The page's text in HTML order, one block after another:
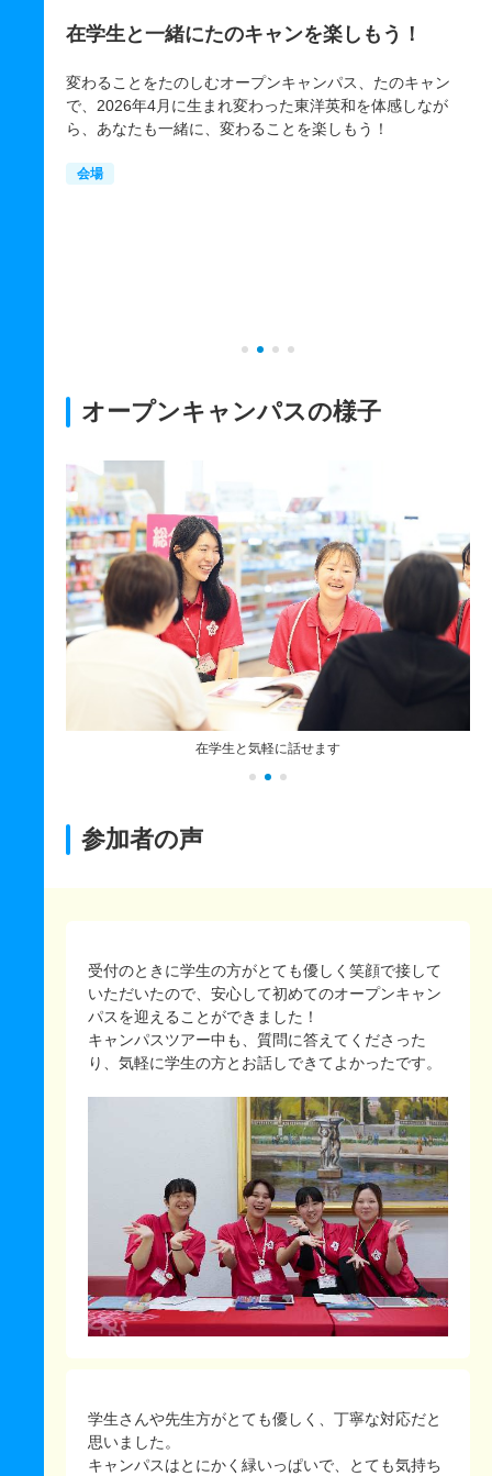
在学生と一緒にたのキャンを楽しもう！
変わることをたのしむオープンキャンパス、たのキャン
で、2026年4月に生まれ変わった東洋英和を体感しなが
ら、あなたも一緒に、変わることを楽しもう！
会場
オープンキャンパスの様子
在学生と気軽に話せます
参加者の声
受付のときに学生の方がとても優しく笑顔で接して
いただいたので、安心して初めてのオープンキャン
パスを迎えることができました！
キャンパスツアー中も、質問に答えてくださった
り、気軽に学生の方とお話しできてよかったです。
学生さんや先生方がとても優しく、丁寧な対応だと
思いました。
キャンパスはとにかく緑いっぱいで、とても気持ち